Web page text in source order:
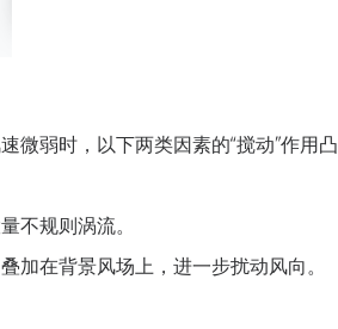
弱时，以下两类因素的“搅动”作用凸
不规则涡流。
在背景风场上，进一步扰动风向。